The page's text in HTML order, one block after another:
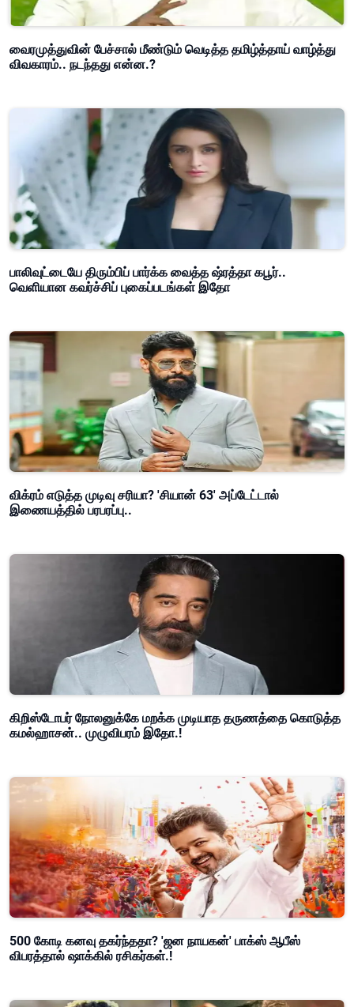
வைரமுத்துவின் பேச்சால் மீண்டும் வெடித்த தமிழ்த்தாய் வாழ்த்து
விவகாரம்.. நடந்தது என்ன.?
பாலிவுட்டையே திரும்பிப் பார்க்க வைத்த ஷ்ரத்தா கபூர்..
வெளியான கவர்ச்சிப் புகைப்படங்கள் இதோ
விக்ரம் எடுத்த முடிவு சரியா? 'சியான் 63' அப்டேட்டால்
இணையத்தில் பரபரப்பு..
கிறிஸ்டோபர் நோலனுக்கே மறக்க முடியாத தருணத்தை கொடுத்த
கமல்ஹாசன்.. முழுவிபரம் இதோ.!
500 கோடி கனவு தகர்ந்ததா? 'ஜன நாயகன்' பாக்ஸ் ஆபீஸ்
விபரத்தால் ஷாக்கில் ரசிகர்கள்.!